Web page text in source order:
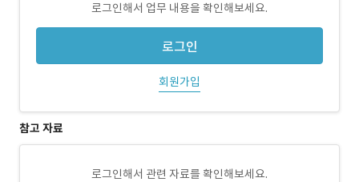
로그인해서 업무 내용을 확인해보세요.
로그인
회원가입
참고 자료
로그인해서 관련 자료를 확인해보세요.